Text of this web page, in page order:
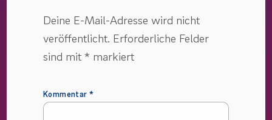
Deine E-Mail-Adresse wird nicht
veröffentlicht. Erforderliche Felder
sind mit * markiert
Kommentar*